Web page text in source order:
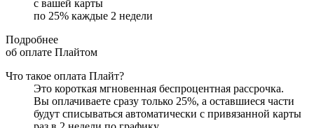
с вашей карты
по 25% каждые 2 недели
Подробнее
об оплате Плайтом
Что такое оплата Плайт?
Это короткая мгновенная беспроцентная рассрочка.
Вы оплачиваете сразу только 25%, а оставшиеся части
будут списываться автоматически с привязанной карты